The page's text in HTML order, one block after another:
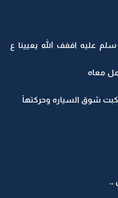
عليه اففف الله يعيينا ع
معاه
شوق السياره وحركتهآ
..